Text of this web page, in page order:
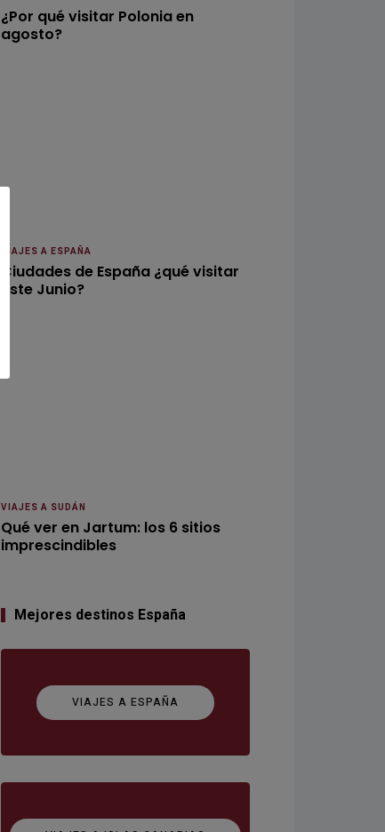
¿Por qué visitar Polonia en
agosto?
VIAJES A ESPAÑA
Ciudades de España ¿qué visitar
este Junio?
VIAJES A SUDÁN
Qué ver en Jartum: los 6 sitios
imprescindibles
Mejores destinos España
VIAJES A ESPAÑA